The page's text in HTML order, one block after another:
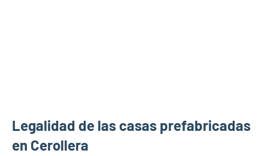
Legalidad de las casas prefabricadas
en Cerollera